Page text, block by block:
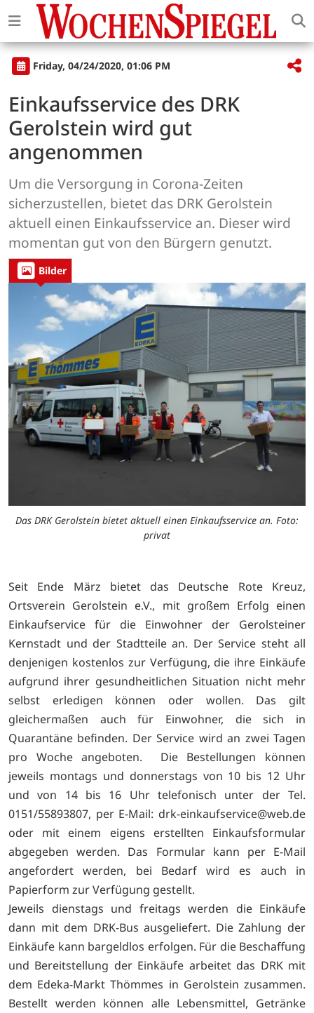
Friday, 04/24/2020, 01:06 PM
Einkaufsservice des DRK
Gerolstein wird gut
angenommen
Um die Versorgung in Corona-Zeiten
sicherzustellen, bietet das DRK Gerolstein
aktuell einen Einkaufsservice an. Dieser wird
momentan gut von den Bürgern genutzt.
Bilder
Das DRK Gerolstein bietet aktuell einen Einkaufsservice an. Foto:
privat
Seit Ende März bietet das Deutsche Rote Kreuz,
Ortsverein Gerolstein e.V., mit großem Erfolg einen
Einkaufservice für die Einwohner der Gerolsteiner
Kernstadt und der Stadtteile an. Der Service steht all
denjenigen kostenlos zur Verfügung, die ihre Einkäufe
aufgrund ihrer gesundheitlichen Situation nicht mehr
selbst erledigen können oder wollen. Das gilt
gleichermaßen auch für Einwohner, die sich in
Quarantäne befinden. Der Service wird an zwei Tagen
pro Woche angeboten. Die Bestellungen können
jeweils montags und donnerstags von 10 bis 12 Uhr
und von 14 bis 16 Uhr telefonisch unter der Tel.
0151/55893807, per E-Mail: drk-einkaufservice@web.de
oder mit einem eigens erstellten Einkaufsformular
abgegeben werden. Das Formular kann per E-Mail
angefordert werden, bei Bedarf wird es auch in
Papierform zur Verfügung gestellt.
Jeweils dienstags und freitags werden die Einkäufe
dann mit dem DRK-Bus ausgeliefert. Die Zahlung der
Einkäufe kann bargeldlos erfolgen. Für die Beschaffung
und Bereitstellung der Einkäufe arbeitet das DRK mit
dem Edeka-Markt Thömmes in Gerolstein zusammen.
Bestellt werden können alle Lebensmittel, Getränke